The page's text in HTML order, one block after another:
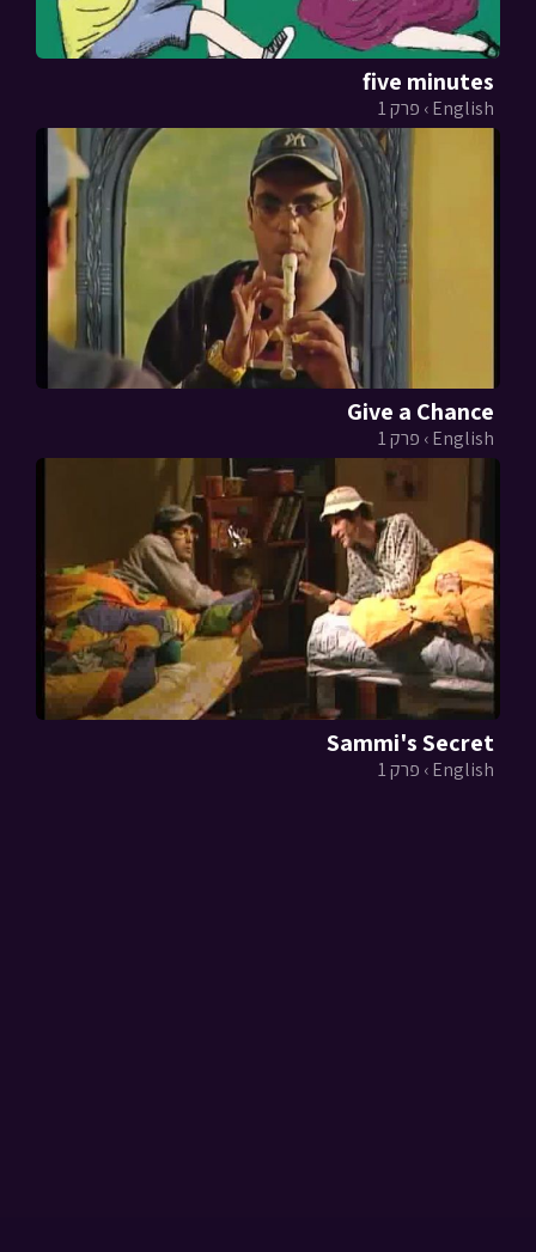
five minutes
English › פרק 1
Give a Chance
English › פרק 1
Sammi's Secret
English › פרק 1